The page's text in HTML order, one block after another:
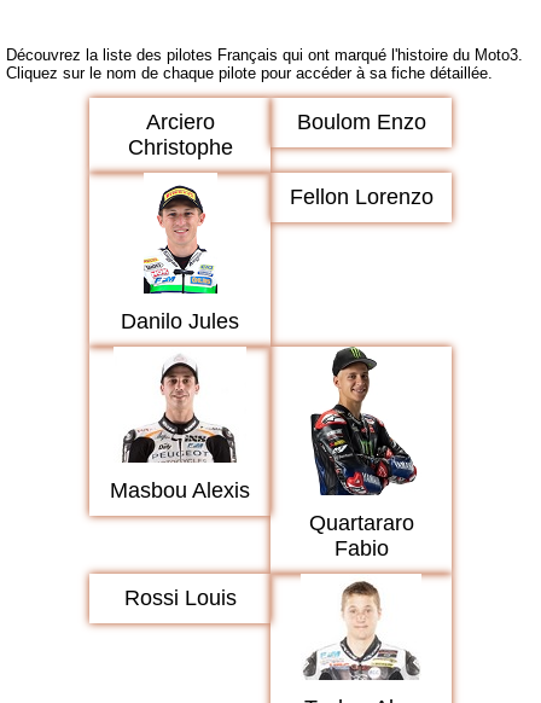
Découvrez la liste des pilotes Français qui ont marqué l'histoire du Moto3.
Cliquez sur le nom de chaque pilote pour accéder à sa fiche détaillée.
Arciero
Christophe
Boulom Enzo
Danilo Jules
Fellon Lorenzo
Masbou Alexis
Quartararo
Fabio
Rossi Louis